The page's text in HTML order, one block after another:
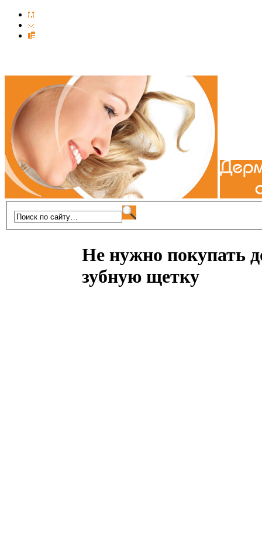
Не нужно покупать
зубную щетку